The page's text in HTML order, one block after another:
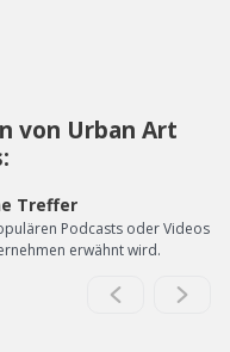
von Urban Art
Treffer
Podcasts oder Videos
erwähnt wird.